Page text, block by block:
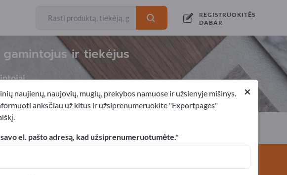
REGISTRUOKITĖS
DABAR
ir tiekėjus
Eksportuotojai
medžiagos
kontaktai >> pradėkite čia
×
naujienų, naujovių, mugių, prekybos namuose ir užsienyje mišinys.
anksčiau už kitus ir užsiprenumeruokite "Exportpages"
el. pašto adresą, kad užsiprenumeruotumėte.